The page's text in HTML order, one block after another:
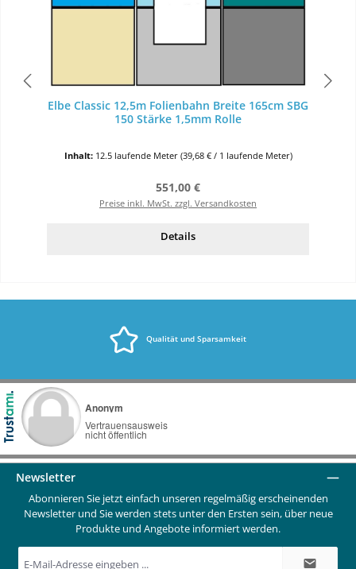
Elbe Classic 12,5m Folienbahn Breite 165cm SBG
150 Stärke 1,5mm Rolle
Inhalt: 12.5 laufende Meter (39,68 € / 1 laufende Meter)
Regulärer Preis:
551,00 €
Preise inkl. MwSt. zzgl. Versandkosten
Details
Qualität und Sparsamkeit
Newsletter
Abonnieren Sie jetzt einfach unseren regelmäßig erscheinenden
Newsletter und Sie werden stets unter den Ersten sein, über neue
Produkte und Angebote informiert werden.
Mail-